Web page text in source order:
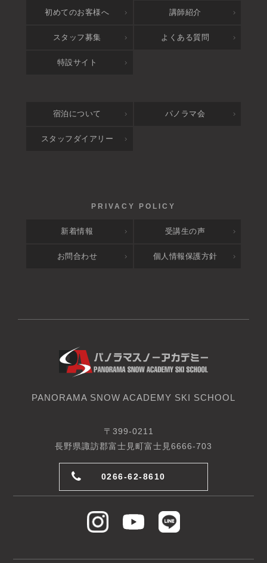
アクセス
初めてのお客様へ 講師紹介
スタッフ募集 よくある質問
特設サイト
宿泊について パノラマ会
スタッフダイアリー
新着情報 受講生の声
お問合わせ 個人情報保護方針
PANORAMA SNOW ACADEMY SKI SCHOOL
〒399-0211
長野県諏訪郡富士見町富士見6666-703
0266-62-8610